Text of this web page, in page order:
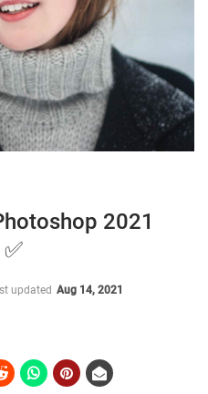
2021
updated Aug 14, 2021